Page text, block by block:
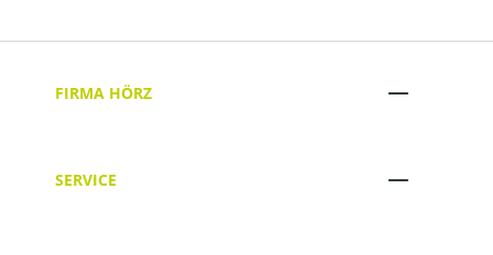
FIRMA HÖRZ
SERVICE